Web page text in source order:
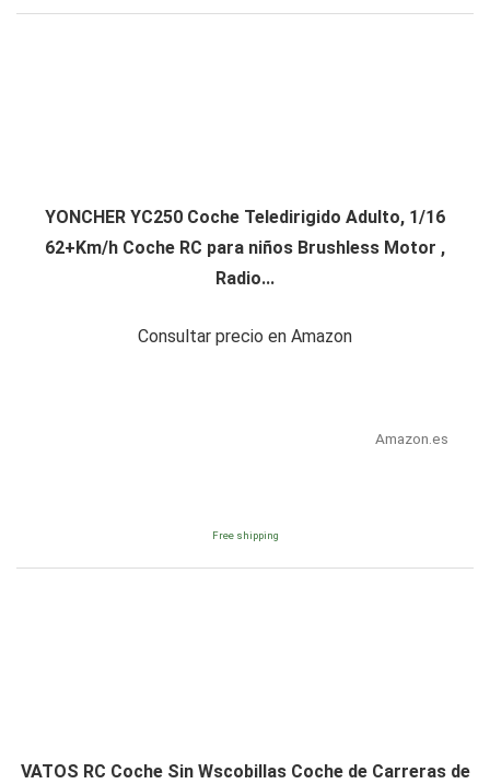
YONCHER YC250 Coche Teledirigido Adulto, 1/16
62+Km/h Coche RC para niños Brushless Motor ,
Radio...
Consultar precio en Amazon
Amazon.es
Free shipping
VATOS RC Coche Sin Wscobillas Coche de Carreras de